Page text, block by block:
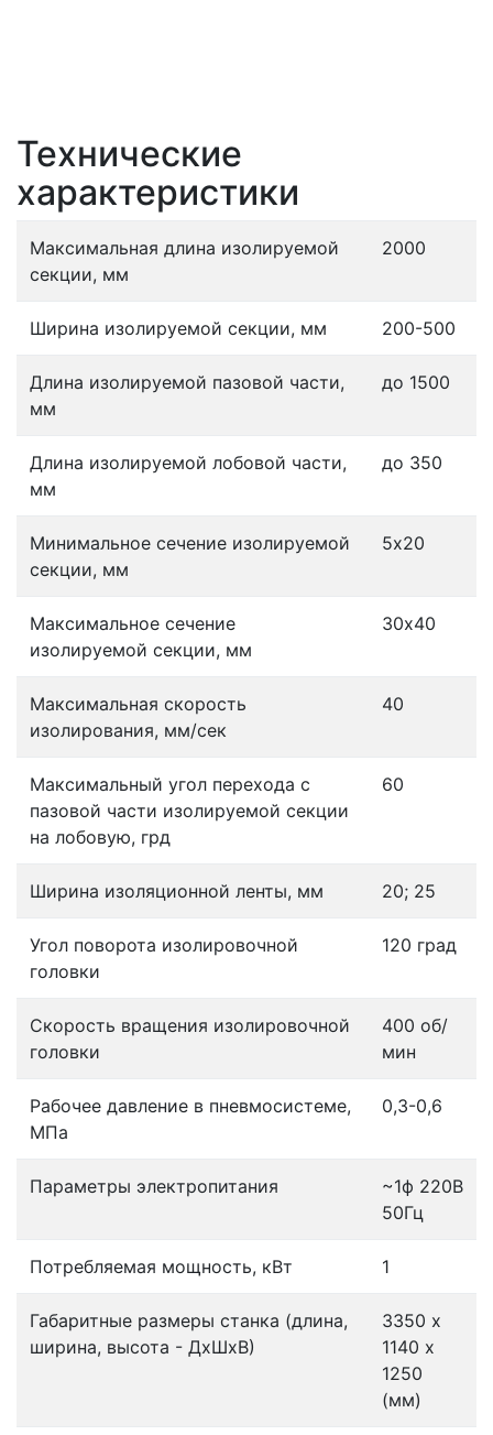
Технические
характеристики
Максимальная длина изолируемой
секции, мм
2000
Ширина изолируемой секции, мм 200-500
Длина изолируемой пазовой части,
мм
до 1500
Длина изолируемой лобовой части,
мм
до 350
Минимальное сечение изолируемой
секции, мм
5х20
Максимальное сечение
изолируемой секции, мм
30х40
Максимальная скорость
изолирования, мм/сек
40
Максимальный угол перехода с
пазовой части изолируемой секции
на лобовую, грд
60
Ширина изоляционной ленты, мм 20; 25
Угол поворота изолировочной
головки
120 град
Скорость вращения изолировочной
головки
400 об/
мин
Рабочее давление в пневмосистеме,
МПа
0,3-0,6
Параметры электропитания
~1ф 220B
50Гц
Потребляемая мощность, кВт 1
Габаритные размеры станка (длина,
ширина, высота - ДхШхВ)
3350 х
1140 х
1250
(мм)